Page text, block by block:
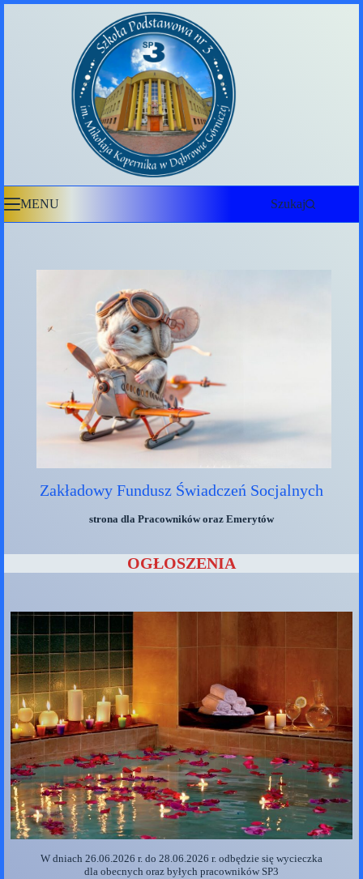
MENU Szukaj
Zakładowy Fundusz Świadczeń Socjalnych
strona dla Pracowników oraz Emerytów
OGŁOSZENIA
W dniach 26.06.2026 r. do 28.06.2026 r. odbędzie się wycieczka
dla obecnych oraz byłych pracowników SP3